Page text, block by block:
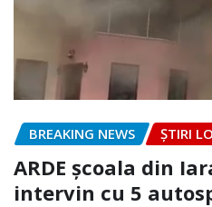
BREAKING NEWS ȘTIRI
ARDE școala din
intervin cu 5